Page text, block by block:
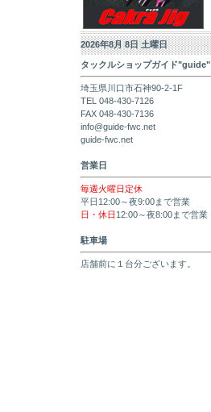
2026年8月 8日 土曜日
タックルショップガイド"guide"
埼玉県川口市石神90-2-1F
TEL 048-430-7126
FAX 048-430-7136
info@guide-fwc.net
guide-fwc.net
営業日
毎週火曜日定休
平日12:00～夜9:00まで営業
日・休日 12:00～夜8:00まで営業
駐車場
店舗前に１台分ございます。